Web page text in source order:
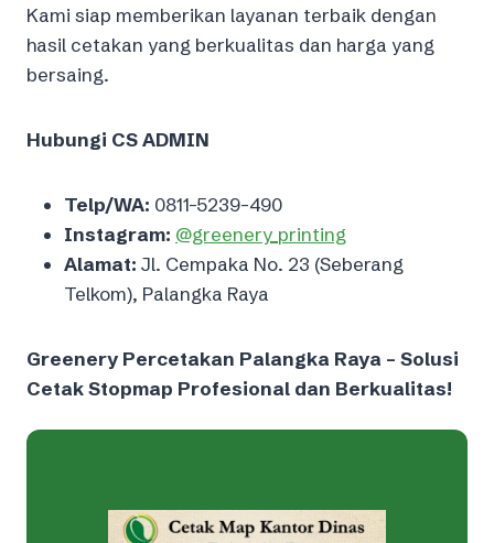
Kami siap memberikan layanan terbaik dengan
hasil cetakan yang berkualitas dan harga yang
bersaing.
Hubungi CS ADMIN
Telp/WA: 0811-5239-490
Instagram: @greenery_printing
Alamat: Jl. Cempaka No. 23 (Seberang
Telkom), Palangka Raya
Greenery Percetakan Palangka Raya – Solusi
Cetak Stopmap Profesional dan Berkualitas!